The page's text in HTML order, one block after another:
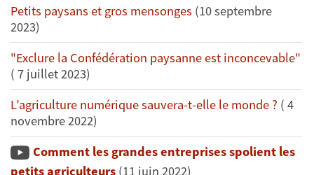
Petits paysans et gros mensonges (10 septembre
2023)
"Exclure la Confédération paysanne est inconcevable"
( 7 juillet 2023)
L’agriculture numérique sauvera-t-elle le monde ? ( 4
novembre 2022)
Comment les grandes entreprises spolient les
petits agriculteurs (11 juin 2022)